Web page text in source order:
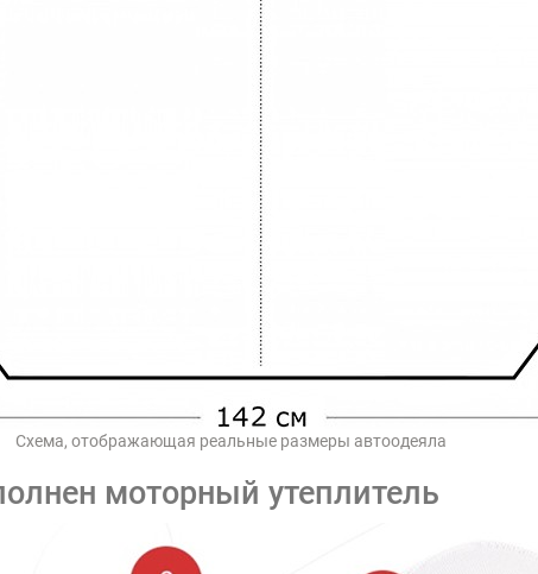
Схема, отображающая реальные размеры автоодеяла
моторный утеплитель